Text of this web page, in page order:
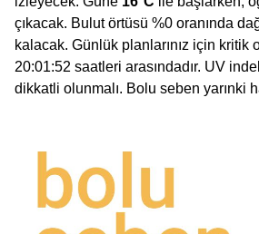
çıkacak. Bulut örtüsü %0 oranında
kalacak. Günlük planlarınız için kritik
20:01:52 saatleri arasındadır. UV
dikkatli olunmalı. Bolu seben yarınki